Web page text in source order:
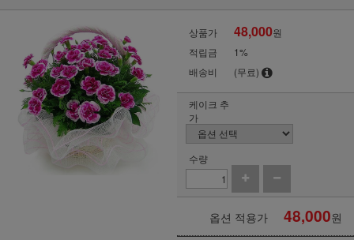
상품가 48,000원
적립금
1%
배송비
(무료)
케이크 추
가
수량
옵션 적용가 48,000원